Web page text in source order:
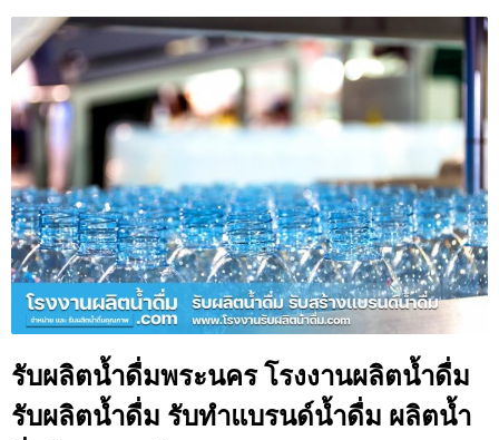
รับผลิตน้ำดื่มพระนคร โรงงานผลิตน้ำดื่ม
รับผลิตน้ำดื่ม รับทำแบรนด์น้ำดื่ม ผลิตน้ำ